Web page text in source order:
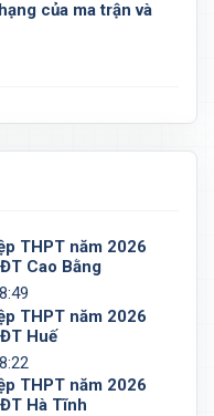
của ma trận và
THPT năm 2026
Cao Bằng
THPT năm 2026
Huế
THPT năm 2026
Hà Tĩnh